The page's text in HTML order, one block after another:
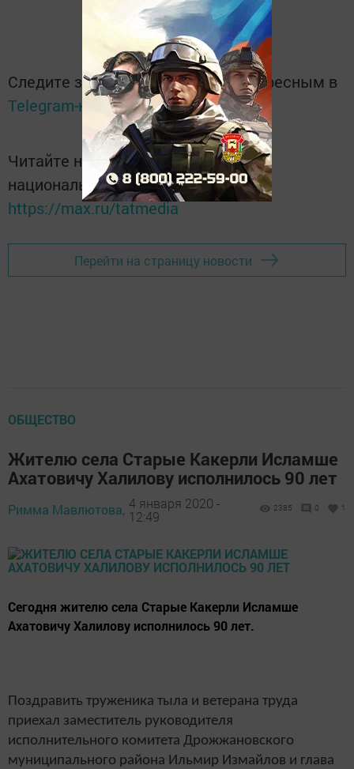
Следите за самым важным и интересным в
Telegram-каналеТатмедиа
Читайте новости Татарстана в
национальном мессенджере MАХ:
https://max.ru/tatmedia
Перейти на страницу новости
ОБЩЕСТВО
Жителю села Старые Какерли Исламше
Ахатовичу Халилову исполнилось 90 лет
Римма Мавлютова, 4 января 2020 -
12:49
2385 0 1
Сегодня жителю села Старые Какерли Исламше
Ахатовичу Халилову исполнилось 90 лет.
Поздравить труженика тыла и ветерана труда
приехал заместитель руководителя
исполнительного комитета Дрожжановского
муниципального района Ильмир Измайлов и глава